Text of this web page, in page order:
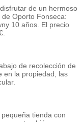
de un hermoso
Oporto Fonseca:
10 años. El precio
de recolección de
en la propiedad, las
tienda con